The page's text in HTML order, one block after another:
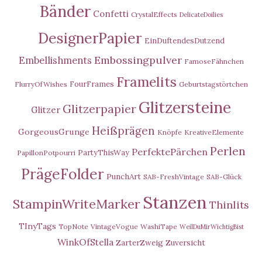
Bänder Confetti CrystalEffects DelicateDoilies
DesignerPapier EinDuftendesDutzend
Embellishments Embossingpulver FamoseFähnchen
FlurryOfWishes FourFrames Framelits Geburtstagstörtchen
Glitzer Glitzerpapier Glitzersteine
GorgeousGrunge Heißprägen Knöpfe KreativeElemente
PapillonPotpourri PartyThisWay PerfektePärchen Perlen
PrägeFolder PunchArt SAB-FreshVintage SAB-Glück
StampinWriteMarker Stanzen Thinlits
TInyTags TopNote VintageVogue WashiTape WeilDuMirWichtigBist
WinkOfStella ZarterZweig Zuversicht